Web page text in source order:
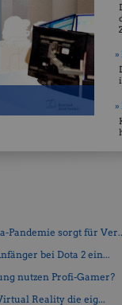
Pandemie sorgt für
bei Dota 2 ein...
nutzen Profi-Gamer?
Reality die eig...